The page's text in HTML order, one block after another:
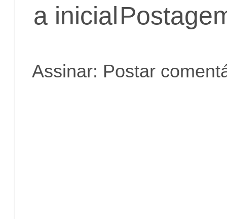
a inicial
Assinar: Postar